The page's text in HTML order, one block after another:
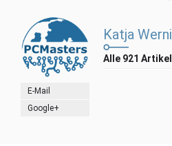
E-Mail
Google+
Katja
Alle 921